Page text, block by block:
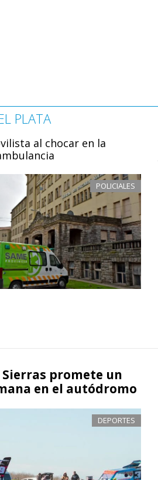
PLATA
al chocar en la
POLICIALES
Sierras promete un
en el autódromo
DEPORTES